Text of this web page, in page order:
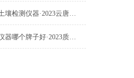
农用土壤土壤检测仪器·2023云唐三分钟速测·农用土壤土壤检测仪器上
土壤检测仪器哪个牌子好·2023质量可靠·土壤检测仪器哪个牌子好